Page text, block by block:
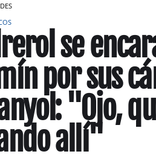
se
por sus
"Ojo,
allí"